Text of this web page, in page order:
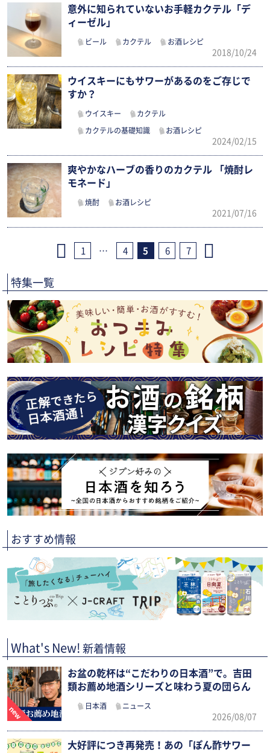
意外に知られていないお手軽カクテル「デ
ィーゼル」
ビール カクテル お酒レシピ
2018/10/24
ウイスキーにもサワーがあるのをご存じで
すか？
ウイスキー カクテル
カクテルの基礎知識 お酒レシピ
2024/02/15
爽やかなハーブの香りのカクテル 「焼酎レ
モネード」
焼酎 お酒レシピ
2021/07/16
1 … 4 5 6 7
特集一覧
おすすめ情報
What's New! 新着情報
お盆の乾杯は“こだわりの日本酒”で。吉田
類お薦め地酒シリーズと味わう夏の団らん
日本酒 ニュース
2026/08/07
大好評につき再発売！あの「ぽん酢サワー